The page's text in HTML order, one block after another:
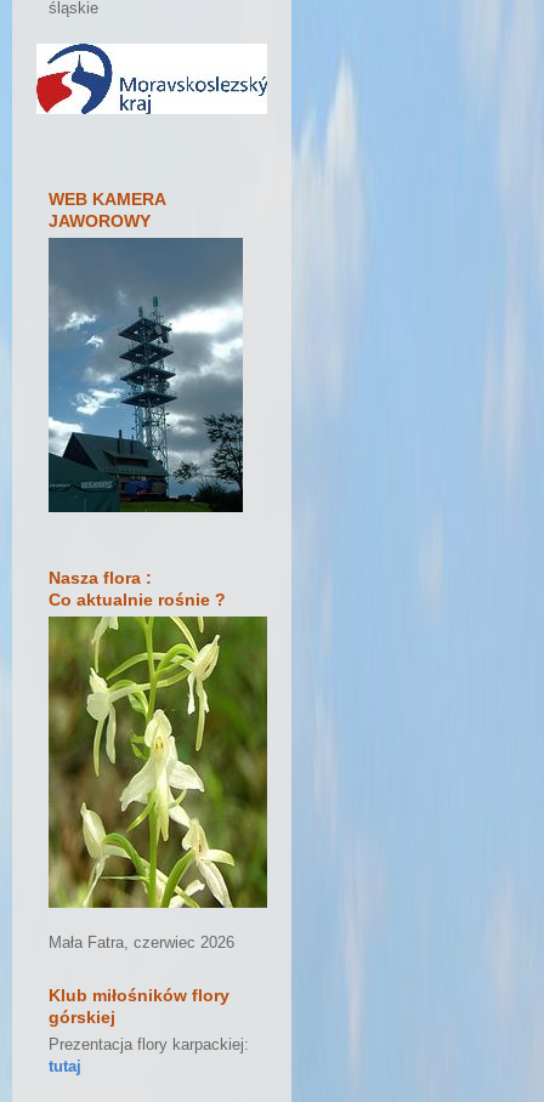
śląskie
WEB KAMERA
JAWOROWY
Nasza flora :
Co aktualnie rośnie ?
Mała Fatra, czerwiec 2026
Klub miłośników flory
górskiej
Prezentacja flory karpackiej:
tutaj